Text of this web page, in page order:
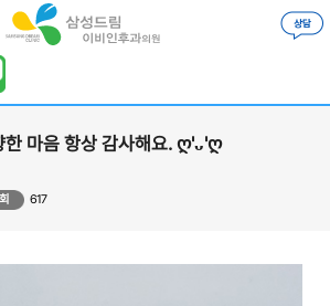
한 마음 항상 감사해요. ღ'ᴗ'ღ
617